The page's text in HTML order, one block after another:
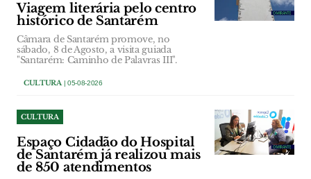
Viagem literária pelo centro
histórico de Santarém
Câmara de Santarém promove, no
sábado, 8 de Agosto, a visita guiada
"Santarém: Caminho de Palavras III".
CULTURA| 05-08-2026
CULTURA
Espaço Cidadão do Hospital
de Santarém já realizou mais
de 850 atendimentos